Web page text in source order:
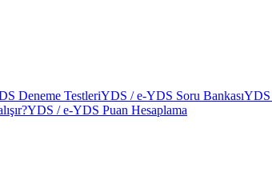
Deneme TestleriYDS / e-YDS Soru BankasıYDS
YDS / e-YDS Puan Hesaplama